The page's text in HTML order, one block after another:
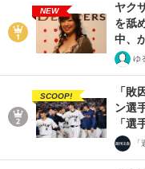
NEW
ヤク
を舐
中、
ゆ
SCOOP!
「
ン選
「選